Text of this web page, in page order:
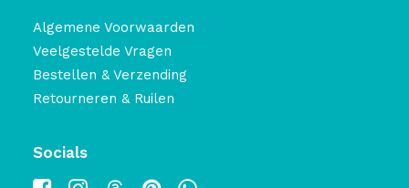
Algemene Voorwaarden
Veelgestelde Vragen
Bestellen & Verzending
Retourneren & Ruilen
Socials